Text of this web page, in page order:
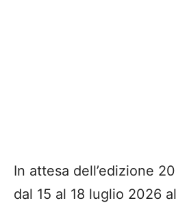
In attesa dell’edizione
dal 15 al 18 luglio 2026